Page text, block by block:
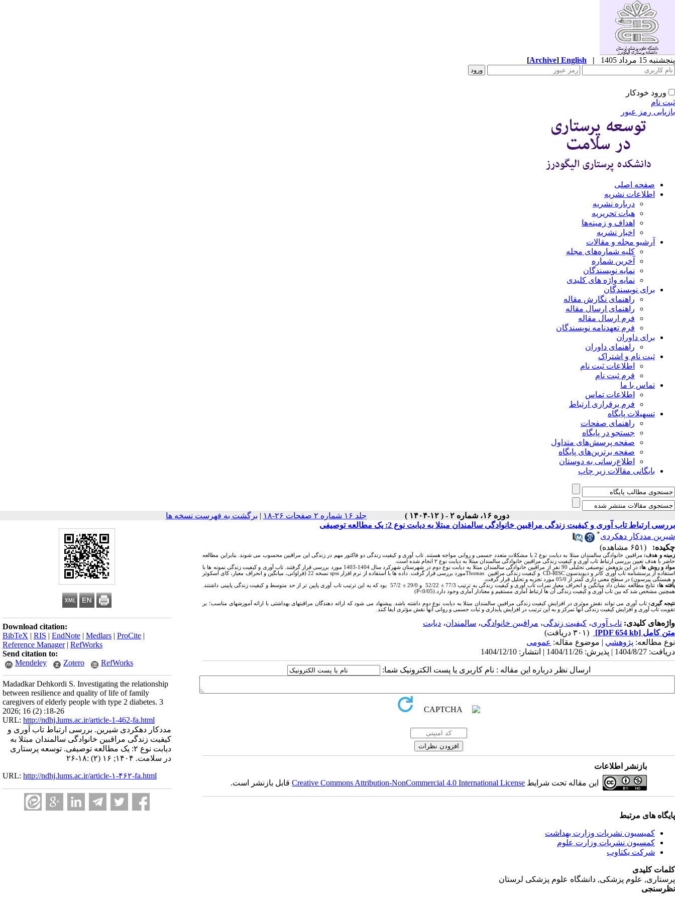
پنجشنبه 15 مرداد 1405 |
English
[Archive]
ورود خودکار
ثبت نام
بازیابی رمز عبور
صفحه اصلی
اطلاعات نشریه
درباره نشریه
هیات تحریریه
اهداف و زمینه‌ها
اخبار نشریه
آرشیو مجله و مقالات
کلیه شماره‌های مجله
آخرین شماره
نمایه نویسندگان
نمایه واژه های کلیدی
برای نویسندگان
راهنمای نگارش مقاله
راهنمای ارسال مقاله
فرم ارسال مقاله
فرم تعهدنامه نویسندگان
برای داوران
راهنمای داوران
ثبت نام و اشتراک
اطلاعات ثبت نام
فرم ثبت نام
تماس با ما
اطلاعات تماس
فرم برقراری ارتباط
تسهیلات پایگاه
راهنمای صفحات
جستجو در پایگاه
صفحه پرسش‌های متداول
صفحه برترین‌های پایگاه
اطلاع‌رسانی به دوستان
بایگانی مقالات زیر چاپ
دوره ۱۶، شماره ۲ - ( ۱۲-۱۴۰۴ ) جلد ۱۶ شماره ۲ صفحات ۲۶-۱۸ | برگشت به فهرست نسخه ها
Download citation:
BibTeX | RIS | EndNote | Medlars | ProCite |
Reference Manager| RefWorks
Send citation to:
Mendeley
Zotero RefWorks
Madadkar Dehkordi S. Investigating the relationship
between resilience and quality of life of family
caregivers of elderly people with type 2 diabetes. 3
2026; 16 (2) :18-26
URL: http://ndhj.lums.ac.ir/article-1-462-fa.html
مددکار دهکردی شیرین. بررسی ارتباط تاب آوری و
کیفیت زندگی مراقبین خانوادگی سالمندان مبتلا به
دیابت نوع ۲: یک مطالعه توصیفی. توسعه پرستاری
در سلامت. ۱۴۰۴; ۱۶ (۲) :۱۸-۲۶
URL: http://ndhj.lums.ac.ir/article-۱-۴۶۲-fa.html
بررسی ارتباط تاب آوری و کیفیت زندگی مراقبین خانوادگی سالمندان مبتلا به دیابت نوع 2: یک مطالعه توصیفی
شیرین مددکار دهکردی*
چکیده: (۶۵۱ مشاهده)
زمینه و هدف: مراقبین خانوادگی سالمندان مبتلا به دیابت نوع 2
با مشکلات متعدد جسمی و روانی مواجه هستند. تاب آوری و کیفیت زندگی دو فاکتور مهم در زندگی این مراقبین محسوب می شوند. بنابراین مطالعه
حاضر با هدف تعیین بررسی ارتباط تاب آوری و کیفیت زندگی مراقبین خانوادگی سالمندان مبتلا به دیابت نوع ۲
انجام شده است.
مواد و روش ها: در این پژوهش توصیفی تحلیلی 90 نفر از مراقبین خانوادگی سالمندان مبتلا به دیابت نوع دوم در شهرستان شهرکرد سال 1404-1403
مورد بررسی قرار گرفتند. تاب آوری و کیفیت زندگی نمونه ها با
استفاده از پرسشنامه تاب آوری کانر و دیویدسونCD-RISC و کیفیت زندگی مراقبین Thomasمورد بررسی قرار گرفت.داده ها با استفاده از نرم افزار spss
نسخه 22 (فراوانی، میانگین و انحراف معیار، کای اسکوئر
و هبستگی پیرسون) در سطح معنی داری کمتر از 05/0 مورد تجزیه و تحلیل قرار گرفت.
یافته­ ها: نتایج مطالعه نشان داد میانگین و انحراف معیار نمرات تاب آوری و کیفیت زندگی به ترتیب 77/3 ±
±
57/2 بود که به این ترتیب تاب آوری پایین تر از حد متوسط و کیفیت زندگی پایینی داشتند.
همچنین مشخص شد که بین تاب آوری و کیفیت زندگی آن ها ارتباط آماری مستقیم و معنادار آماری وجود دارد. (P<0/05)
نتیجه­ گیری: تاب آوری می تواند نقش موثری در افزایش کیفیت زندگی مراقبین سالمندان مبتلا به دیابت نوع دوم داشته باشد. پیشنهاد می شود که ارائه دهندگان مراقبتهای بهداشتی با ارائه آموزشهای مناسب؛ بر
تقویت تاب آوری و افزایش کیفیت زندگی آنها تمرکز و به این ترتیب در افزایش پایداری و ثبات جسمی و روانی آنها نقش مؤثری ایفا کنند
واژه‌های کلیدی: تاب آوری، کیفیت زندگی، مراقبین خانوادگی، سالمندان، دیابت
متن کامل [PDF 654 kb]
(۳۰۱ دریافت)
نوع مطالعه: پژوهشي | موضوع مقاله: عمومى
دریافت: 1404/8/27 | پذیرش: 1404/11/26 | انتشار: 1404/12/10
ارسال نظر درباره این مقاله : نام کاربری یا پست الکترونیک شما:
بازنشر اطلاعات
این مقاله تحت شرایط Creative Commons Attribution-NonCommercial 4.0 International Licenseقابل بازنشر است.
پایگاه های مرتبط
کمیسیون نشریات وزارت بهداشت
کمسیون نشریات وزارت علوم
شرکت یکتاوب
کلمات کلیدی
پرستاری, علوم پزشکی, دانشگاه علوم پزشکی لرستان
نظرسنجی